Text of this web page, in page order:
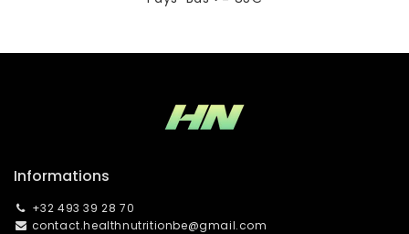
Informations
+32 493 39 28 70
contact.healthnutritionbe@gmail.com